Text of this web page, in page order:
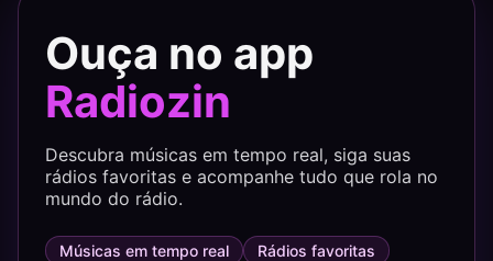
Ouça no app
Radiozin
Descubra músicas em tempo real, siga suas
rádios favoritas e acompanhe tudo que rola no
mundo do rádio.
Músicas em tempo real
Rádios favoritas